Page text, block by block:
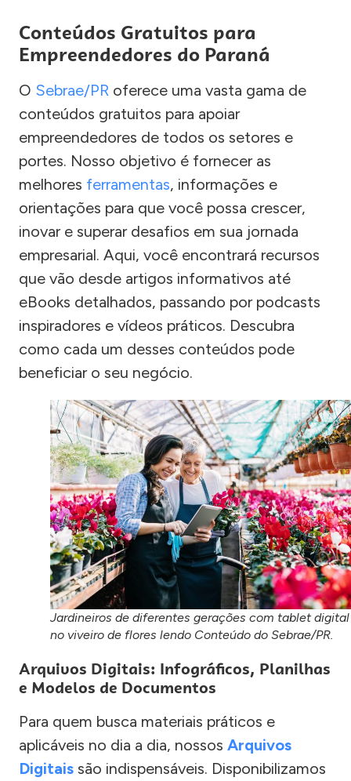
Conteúdos Gratuitos para
Empreendedores do Paraná
O Sebrae/PR oferece uma vasta gama de
conteúdos gratuitos para apoiar
empreendedores de todos os setores e
portes. Nosso objetivo é fornecer as
melhores ferramentas, informações e
orientações para que você possa crescer,
inovar e superar desafios em sua jornada
empresarial. Aqui, você encontrará recursos
que vão desde artigos informativos até
eBooks detalhados, passando por podcasts
inspiradores e vídeos práticos. Descubra
como cada um desses conteúdos pode
beneficiar o seu negócio.
Jardineiros de diferentes gerações com tablet digital
no viveiro de flores lendo Conteúdo do Sebrae/PR.
Arquivos Digitais: Infográficos, Planilhas
e Modelos de Documentos
Para quem busca materiais práticos e
aplicáveis no dia a dia, nossos Arquivos
Digitais são indispensáveis. Disponibilizamos